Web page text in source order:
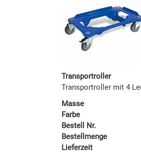
Transportroller
Transportroller mit 4
Masse
Farbe
Bestell Nr.
Bestellmenge
Lieferzeit